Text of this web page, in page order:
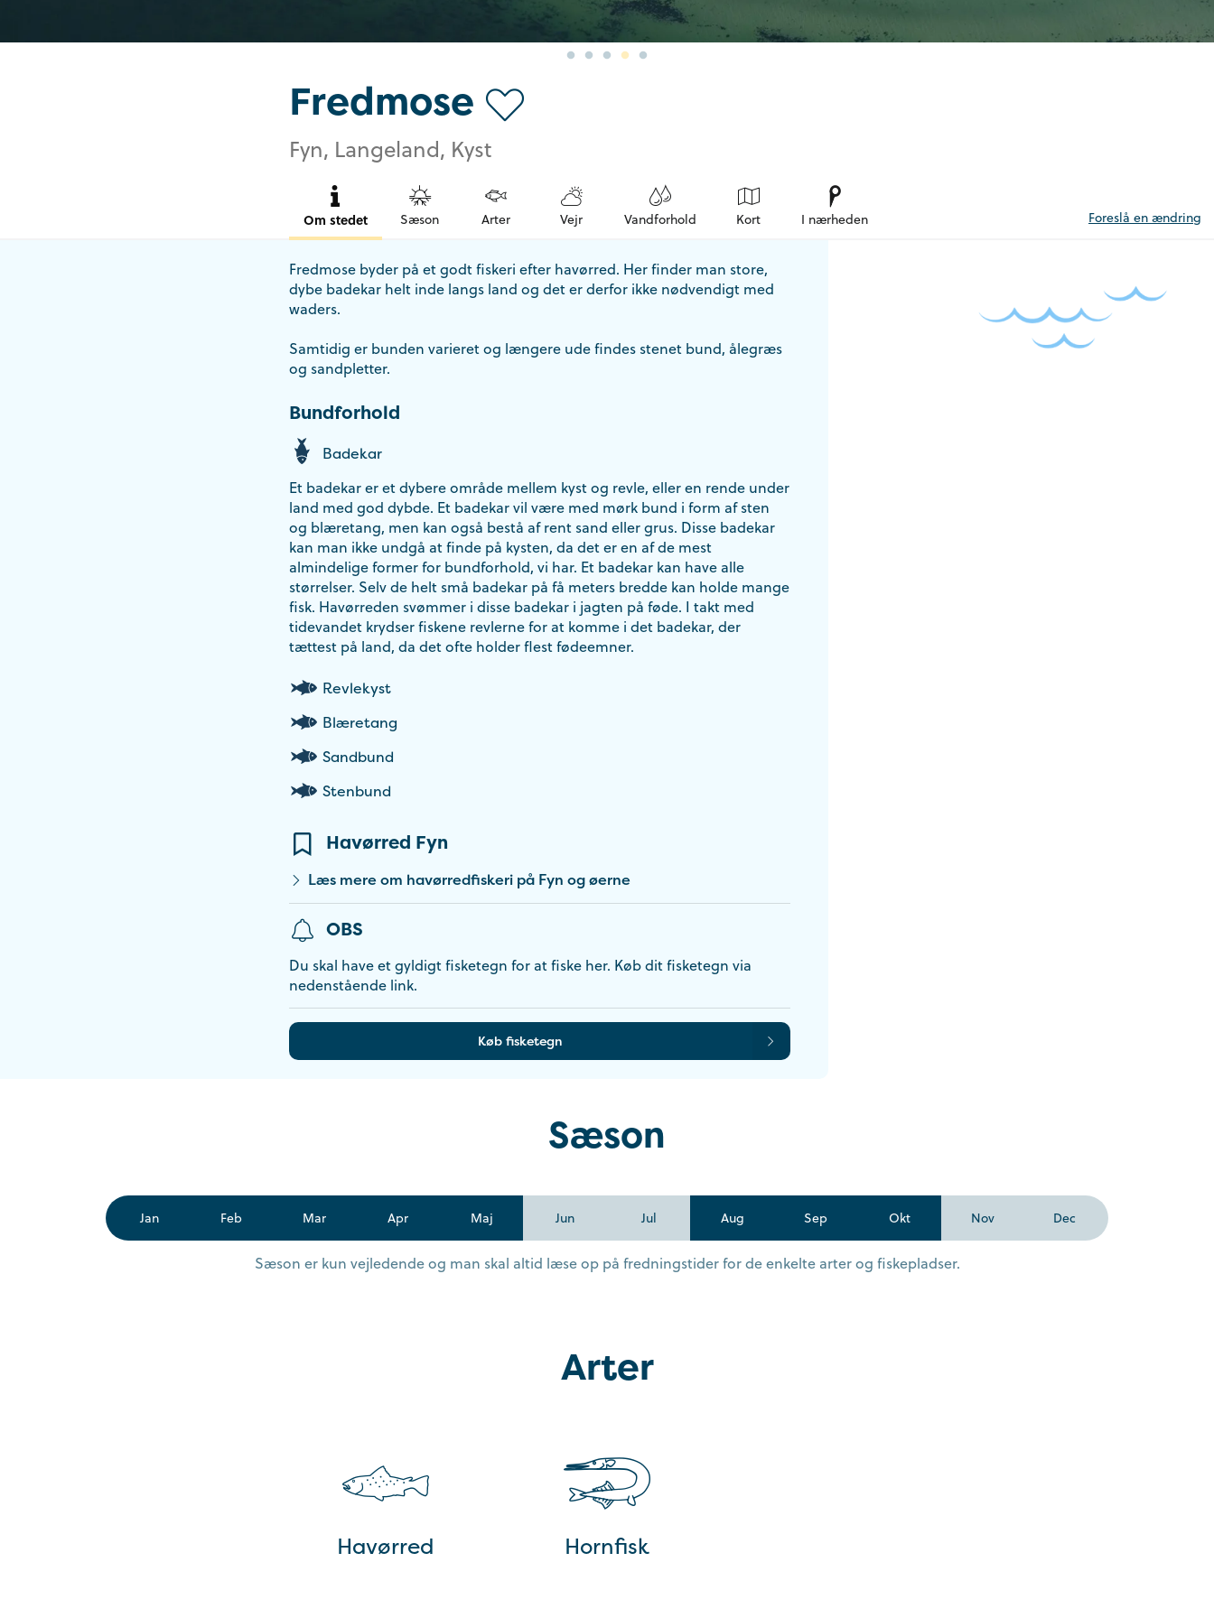
Fredmose
Fyn, Langeland, Kyst
Om stedet Sæson Arter Vejr Vandforhold Kort I nærheden Foreslå en ændring
Fredmose byder på et godt fiskeri efter havørred. Her finder man store,
dybe badekar helt inde langs land og det er derfor ikke nødvendigt med
waders.
Samtidig er bunden varieret og længere ude findes stenet bund, ålegræs
og sandpletter.
Bundforhold
Badekar
Et badekar er et dybere område mellem kyst og revle, eller en rende under
land med god dybde. Et badekar vil være med mørk bund i form af sten
og blæretang, men kan også bestå af rent sand eller grus. Disse badekar
kan man ikke undgå at finde på kysten, da det er en af de mest
almindelige former for bundforhold, vi har. Et badekar kan have alle
størrelser. Selv de helt små badekar på få meters bredde kan holde mange
fisk. Havørreden svømmer i disse badekar i jagten på føde. I takt med
tidevandet krydser fiskene revlerne for at komme i det badekar, der
tættest på land, da det ofte holder flest fødeemner.
Revlekyst
Blæretang
Sandbund
Stenbund
Havørred Fyn
Læs mere om havørredfiskeri på Fyn og øerne
OBS
Du skal have et gyldigt fisketegn for at fiske her. Køb dit fisketegn via
nedenstående link.
Køb fisketegn
Sæson
Jan Feb Mar Apr Maj Jun Jul Aug Sep Okt Nov Dec
Sæson er kun vejledende og man skal altid læse op på fredningstider for de enkelte arter og fiskepladser.
Arter
Havørred Hornfisk